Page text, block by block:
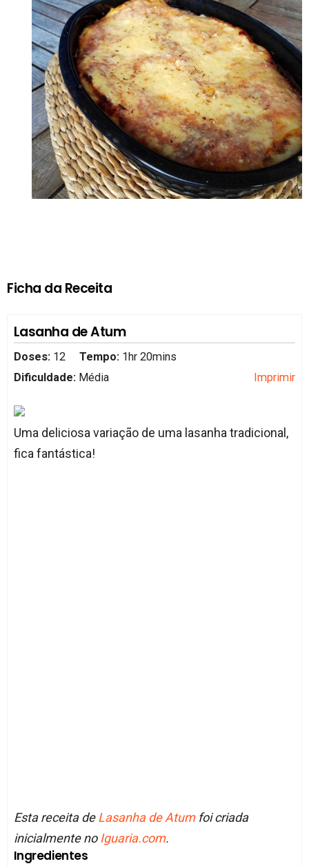
Ficha da Receita
Lasanha de Atum
Doses: 12 Tempo: 1hr 20mins
Dificuldade: Média Imprimir
Uma deliciosa variação de uma lasanha tradicional,
fica fantástica!
Esta receita deLasanha de Atumfoi criada
inicialmente no Iguaria.com.
Ingredientes